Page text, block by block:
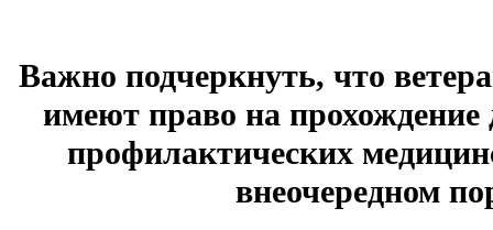
Важно подчеркнуть, что
имеют право на прохождение
профилактических
внеочередном